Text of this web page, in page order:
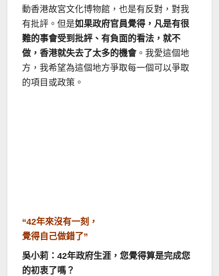
動香港故宮文化博物館，也是有反對，對我
有批評。但是如果政府官員覺得，凡是有很
難的事會受到批評、有負面的看法，就不
做，香港就失去了太多的機會。我愛這個地
方，我希望為這個地方爭取每一個可以爭取
的項目或政策。
“42年來沒有一刻，
覺得自己做錯了”
吳小莉：42年政府生涯，您覺得算是完成您
的初衷了嗎？